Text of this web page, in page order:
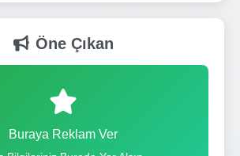
Öne Çıkan
Buraya Reklam Ver